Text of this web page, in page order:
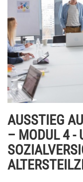
AUSSTIEG
– MODUL 4 -